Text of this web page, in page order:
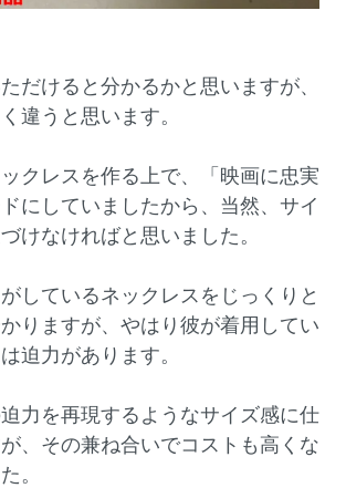
だけると分かるかと思いますが、
違うと思います。
クレスを作る上で、「映画に忠実
にしていましたから、当然、サイ
けなければと思いました。
しているネックレスをじっくりと
りますが、やはり彼が着用してい
迫力があります。
力を再現するようなサイズ感に仕
、その兼ね合いでコストも高くな
。